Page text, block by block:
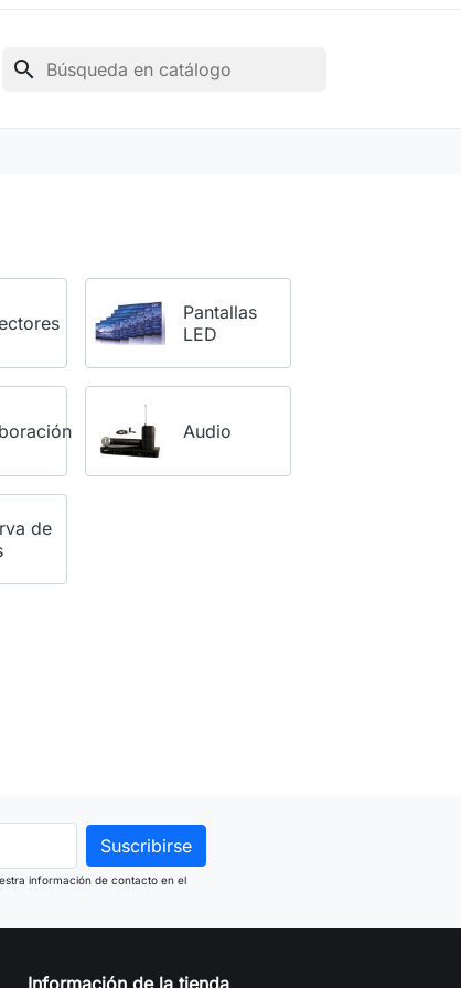
search
Pantallas
LED
Audio
de
información de contacto en el
Información de la tienda